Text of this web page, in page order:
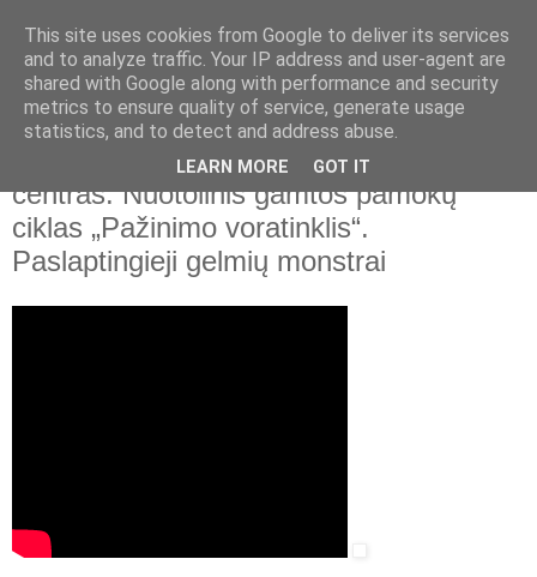
2022 m. vasario 1 d., antradienis
Lietuvos mokinių neformaliojo švietimo
centras. Nuotolinis gamtos pamokų
ciklas „Pažinimo voratinklis“.
Paslaptingieji gelmių monstrai
This site uses cookies from Google to deliver its services
and to analyze traffic. Your IP address and user-agent are
shared with Google along with performance and security
metrics to ensure quality of service, generate usage
statistics, and to detect and address abuse.
LEARN MORE GOT IT